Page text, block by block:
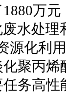
万
废水处理
源化利
化聚丙烯
任务高性